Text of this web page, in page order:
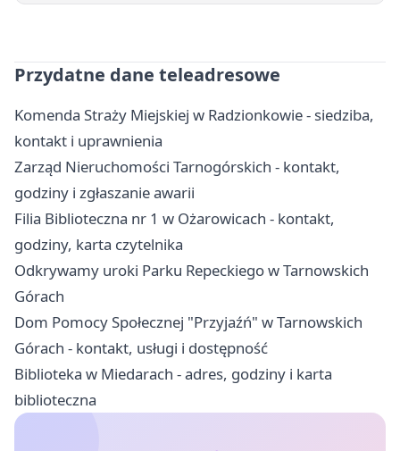
Przydatne dane teleadresowe
Komenda Straży Miejskiej w Radzionkowie - siedziba,
kontakt i uprawnienia
Zarząd Nieruchomości Tarnogórskich - kontakt,
godziny i zgłaszanie awarii
Filia Biblioteczna nr 1 w Ożarowicach - kontakt,
godziny, karta czytelnika
Odkrywamy uroki Parku Repeckiego w Tarnowskich
Górach
Dom Pomocy Społecznej "Przyjaźń" w Tarnowskich
Górach - kontakt, usługi i dostępność
Biblioteka w Miedarach - adres, godziny i karta
biblioteczna